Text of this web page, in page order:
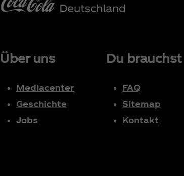
Über uns
Mediacenter
Geschichte
Jobs
Du
FAQ
Sitemap
Kontakt